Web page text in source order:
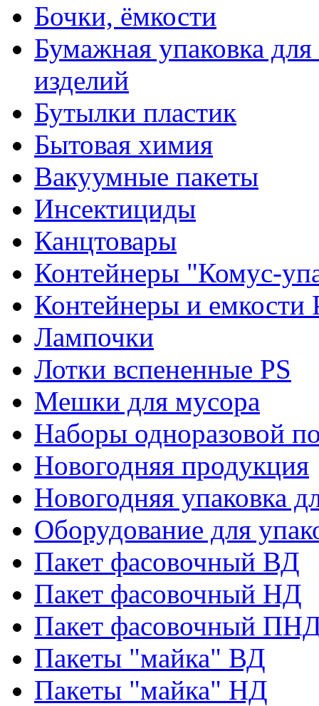
Бочки, ёмкости
Бумажная упаковка
изделий
Бутылки пластик
Бытовая химия
Вакуумные пакеты
Инсектициды
Канцтовары
Контейнеры "Комус-
Контейнеры и емкости
Лампочки
Лотки вспененные PS
Мешки для мусора
Наборы одноразовой
Новогодняя продукция
Новогодняя упаковка
Оборудование для
Пакет фасовочный ВД
Пакет фасовочный НД
Пакет фасовочный
Пакеты "майка" ВД
Пакеты "майка" НД